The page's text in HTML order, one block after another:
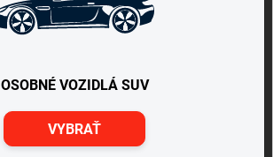
OSOBNÉ VOZIDLÁ SUV
VYBRAŤ